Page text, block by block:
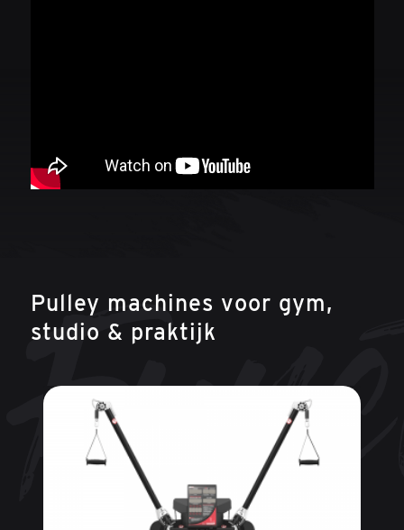
Pulley machines voor gym,
studio & praktijk